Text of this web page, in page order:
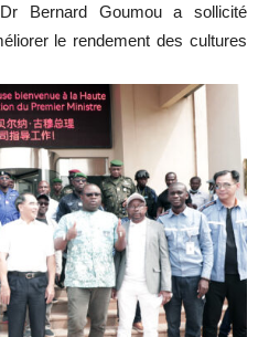
Bernard Goumou a sollicité
le rendement des cultures